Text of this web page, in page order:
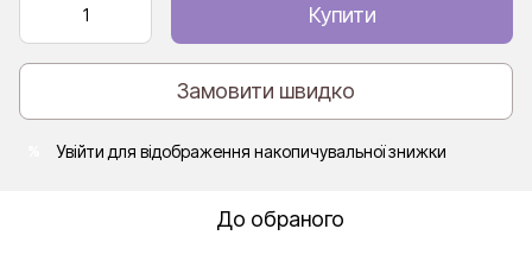
Купити
Замовити швидко
Увійти для відображення накопичувальної знижки
До обраного